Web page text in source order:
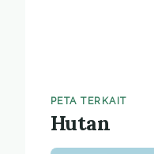
PETA TERKAIT
Hutan